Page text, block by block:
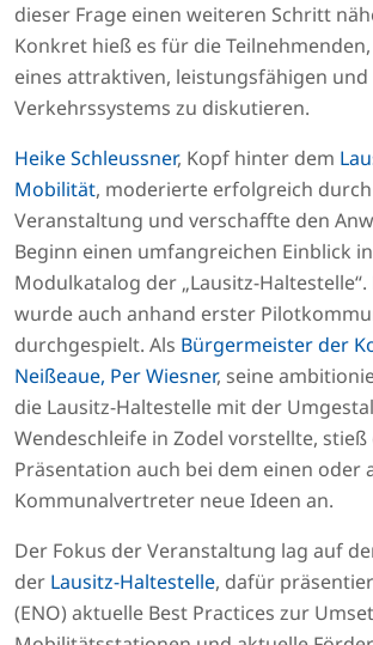
dieser Frage einen weiteren Schritt
Konkret hieß es für die
eines attraktiven, leistungsfähigen
Verkehrssystems zu diskutieren.
Heike Schleussner, Kopf hinter dem
Mobilität, moderierte erfolgreich
Veranstaltung und verschaffte den
Beginn einen umfangreichen Einblick
Modulkatalog der „Lausitz-
wurde auch anhand erster
durchgespielt. Als Bürgermeister der
Neißeaue, Per Wiesner, seine
die Lausitz-Haltestelle mit der
Wendeschleife in Zodel vorstellte,
Präsentation auch bei dem einen oder
Kommunalvertreter neue Ideen an.
Der Fokus der Veranstaltung lag auf
der Lausitz-Haltestelle, dafür
(ENO) aktuelle Best Practices zur